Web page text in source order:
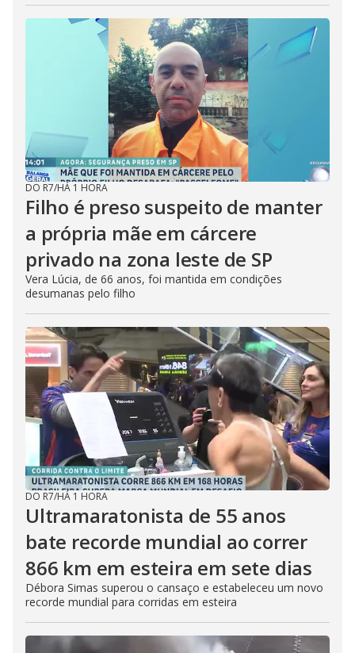
DO R7/HÁ 1 HORA
Filho é preso suspeito de manter
a própria mãe em cárcere
privado na zona leste de SP
Vera Lúcia, de 66 anos, foi mantida em condições
desumanas pelo filho
DO R7/HÁ 1 HORA
Ultramaratonista de 55 anos
bate recorde mundial ao correr
866 km em esteira em sete dias
Débora Simas superou o cansaço e estabeleceu um novo
recorde mundial para corridas em esteira